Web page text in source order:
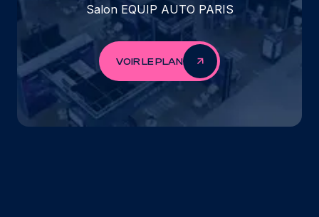
Salon EQUIP AUTO PARIS
VOIR LE PLAN